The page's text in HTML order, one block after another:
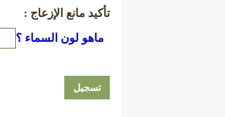
تأكيد مانع الإزعاج :
ماهو لون السماء ؟